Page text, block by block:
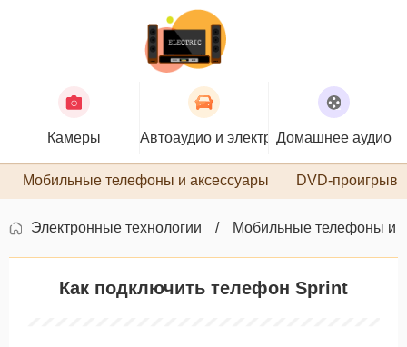
Камеры Автоаудио и электроникаДомашнее аудио
Мобильные телефоны и аксессуары DVD-
Электронные технологии Мобильные телефоны и
Как подключить телефон Sprint